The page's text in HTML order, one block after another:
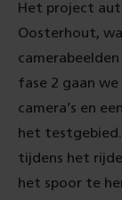
Het project
Oosterhout,
fase 2 gaan
camera’s en
het
tijdens het
het spoor te